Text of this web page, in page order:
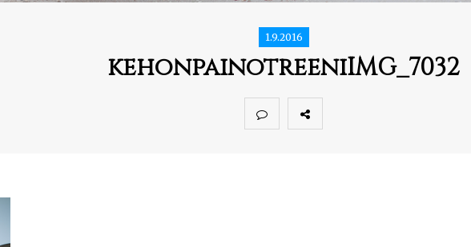
1.9.2016
kehonpainotreeniIMG_7032